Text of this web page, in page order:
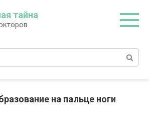
тайна
на пальце ноги